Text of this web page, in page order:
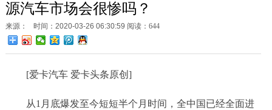
源汽车市场会很惨吗？
来源： 时间：2020-03-26 06:30:59 阅读：644
[爱卡汽车 爱卡头条原创]
从1月底爆发至今短短半个月时间，全中国已经全面进